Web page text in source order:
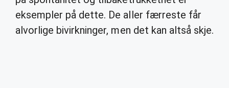
eksempler på dette. De aller færreste får
alvorlige bivirkninger, men det kan altså skje.